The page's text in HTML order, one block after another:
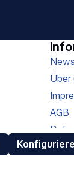
Über
AGB